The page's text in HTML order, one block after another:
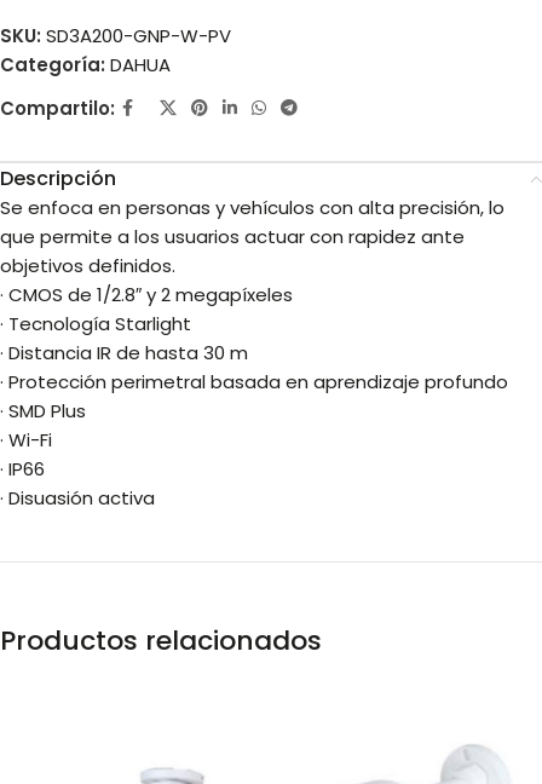
SKU: SD3A200-GNP-W-PV
Categoría: DAHUA
Compartilo:
Descripción
Se enfoca en personas y vehículos con alta precisión, lo
que permite a los usuarios actuar con rapidez ante
objetivos definidos.
· CMOS de 1/2.8″ y 2 megapíxeles
· Tecnología Starlight
· Distancia IR de hasta 30 m
· Protección perimetral basada en aprendizaje profundo
· SMD Plus
· Wi-Fi
· IP66
· Disuasión activa
Productos relacionados